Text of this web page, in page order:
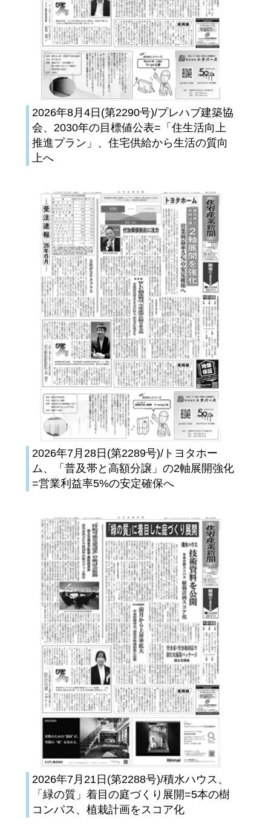
2026年8月4日(第2290号)/プレハブ建築協
会、2030年の目標値公表=「住生活向上
推進プラン」、住宅供給から生活の質向
上へ
2026年7月28日(第2289号)/トヨタホー
ム、「普及帯と高額分譲」の2軸展開強化
=営業利益率5%の安定確保へ
2026年7月21日(第2288号)/積水ハウス、
「緑の質」着目の庭づくり展開=5本の樹
コンパス、植栽計画をスコア化